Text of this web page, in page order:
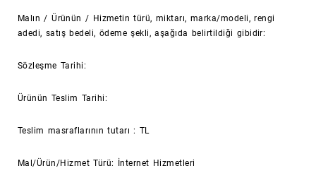
Malın / Ürünün / Hizmetin türü, miktarı, marka/modeli, rengi
adedi, satış bedeli, ödeme şekli, aşağıda belirtildiği gibidir:
Sözleşme Tarihi:
Ürünün Teslim Tarihi:
Teslim masraflarının tutarı : TL
Mal/Ürün/Hizmet Türü: İnternet Hizmetleri